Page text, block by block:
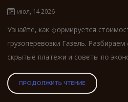
реальные цифры
июл, 14 2026
Узнайте, как формируется
грузоперевозки Газель.
скрытые платежи и советы по
междугородних рейсов.
ПРОДОЛЖИТЬ ЧТЕНИЕ